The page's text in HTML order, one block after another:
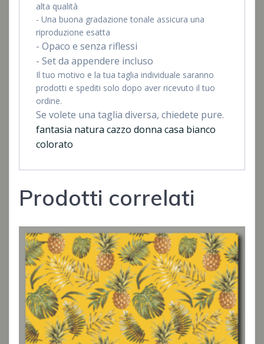
alta qualità
- Una buona gradazione tonale assicura una
riproduzione esatta
- Opaco e senza riflessi
- Set da appendere incluso
Il tuo motivo e la tua taglia individuale saranno
prodotti e spediti solo dopo aver ricevuto il tuo
ordine.
Se volete una taglia diversa, chiedete pure.
fantasia natura cazzo donna casa bianco
colorato
Prodotti correlati